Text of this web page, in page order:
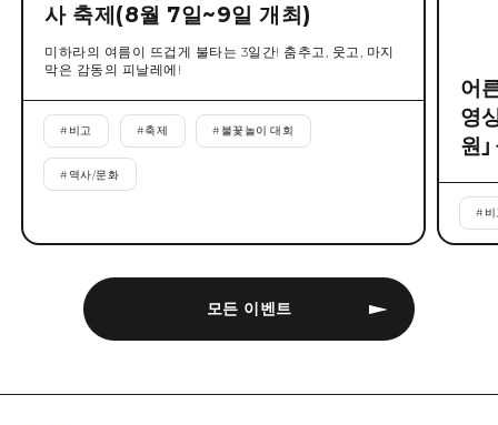
모든 이벤트
사 축제(8월 7일~9일 개최)
미하라의 여름이 뜨겁게 불타는 3일간! 춤추고, 웃고, 마지
막은 감동의 피날레에!
# 비고 #축제 # 불꽃놀이 대회
# 역사/문화
어
영
원
#